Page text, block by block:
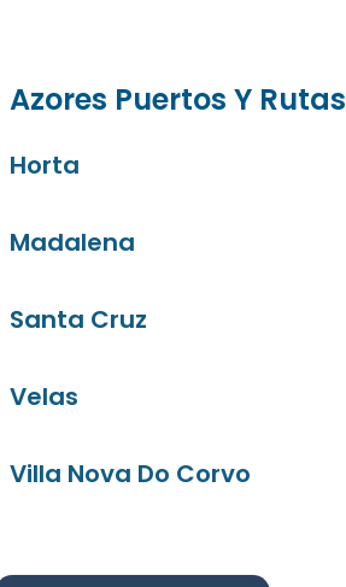
Azores Puertos Y
Horta
Madalena
Santa Cruz
Velas
Villa Nova Do Corvo